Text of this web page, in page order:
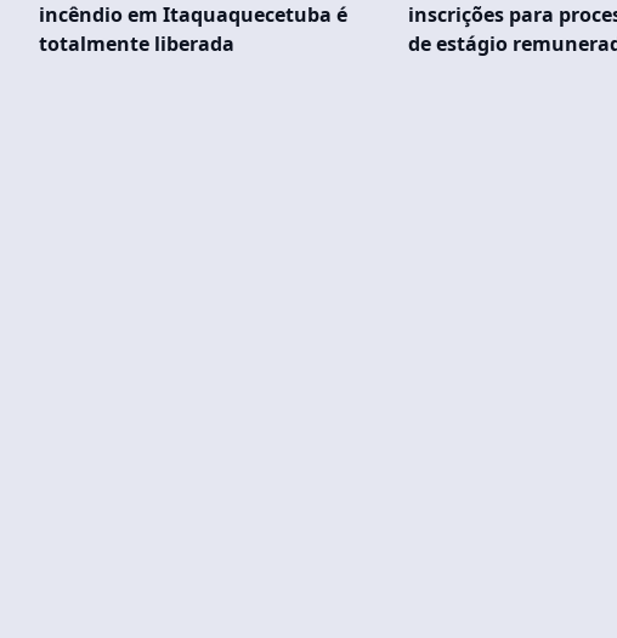
incêndio em Itaquaquecetuba é
totalmente liberada
inscrições para
de estágio